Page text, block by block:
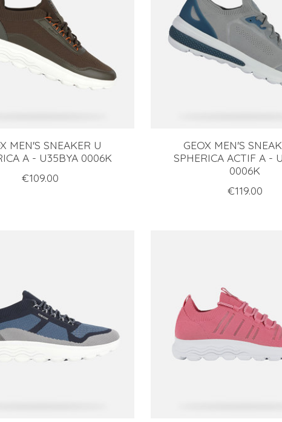
MEN'S SNEAKER U
A - U35BYA 0006K
€109.00
GEOX MEN'S
SPHERICA ACTIF A -
0006K
€119.00